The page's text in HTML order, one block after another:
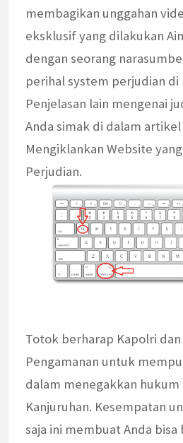
membagikan unggahan
eksklusif yang dilakukan
dengan seorang
perihal system perjudian di
Penjelasan lain mengenai
Anda simak di dalam
Mengiklankan Website
Perjudian.
Totok berharap Kapolri
Pengamanan untuk
dalam menegakkan
Kanjuruhan. Kesempatan
saja ini membuat Anda